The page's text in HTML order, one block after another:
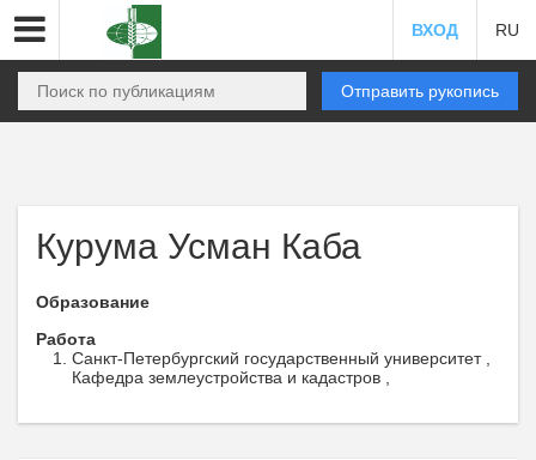
ВХОД RU
Отправить рукопись
Курума Усман Каба
Образование
Работа
Санкт-Петербургский государственный университет ,
Кафедра землеустройства и кадастров ,